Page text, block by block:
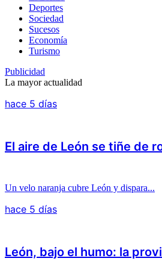
Deportes
Sociedad
Sucesos
Economía
Turismo
Publicidad
La mayor actualidad
hace 5 días
El aire de León se tiñe de
Un velo naranja cubre León y dispara...
hace 5 días
León, bajo el humo: la